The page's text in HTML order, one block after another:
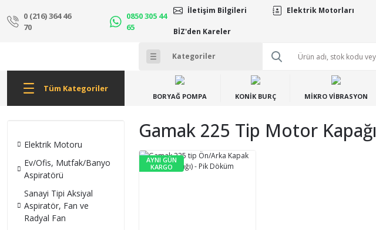
0 (216) 364 46
70
0850 305 44
65
İletişim Bilgileri Elektrik Motorları
BİZ'den Kareler
Tüm Kategoriler
BORYAĞ POMPA KONİK BURÇ MİKRO VİBRASYON
Elektrik Motoru
Ev/Ofis, Mutfak/Banyo
Aspiratörü
Sanayi Tipi Aksiyal
Aspiratör, Fan ve
Radyal Fan
Gamak 225 Tip Motor Kapağı
AYNI GÜN
KARGO